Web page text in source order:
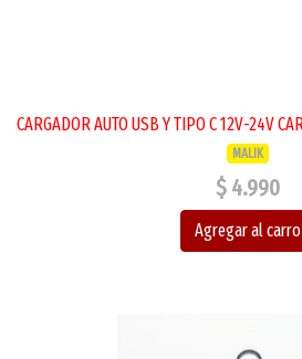
MALIK
$ 4.990
Agregar al carro